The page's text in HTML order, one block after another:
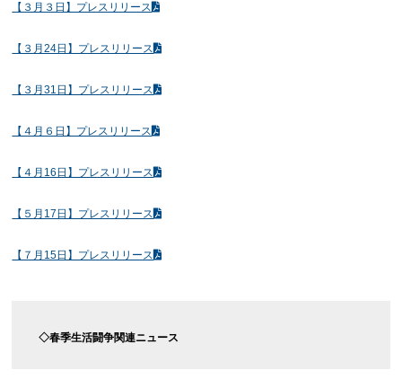
【３月３日】プレスリリース
【３月24日】プレスリリース
【３月31日】プレスリリース
【４月６日】プレスリリース
【４月16日】プレスリリース
【５月17日】プレスリリース
【７月15日】プレスリリース
◇春季生活闘争関連ニュース